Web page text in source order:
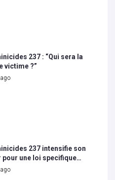
237 : “Qui sera la
victime ?”
237 intensifie son
pour une loi specifique…